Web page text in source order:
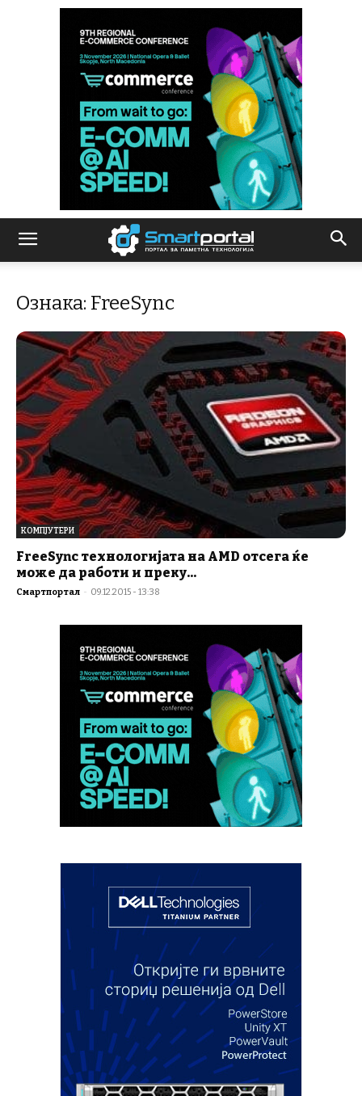
Ознака: FreeSync
КОМПЈУТЕРИ
FreeSync технологијата на AMD отсега ќе
може да работи и преку...
Смартпортал - 09.12.2015 - 13:38